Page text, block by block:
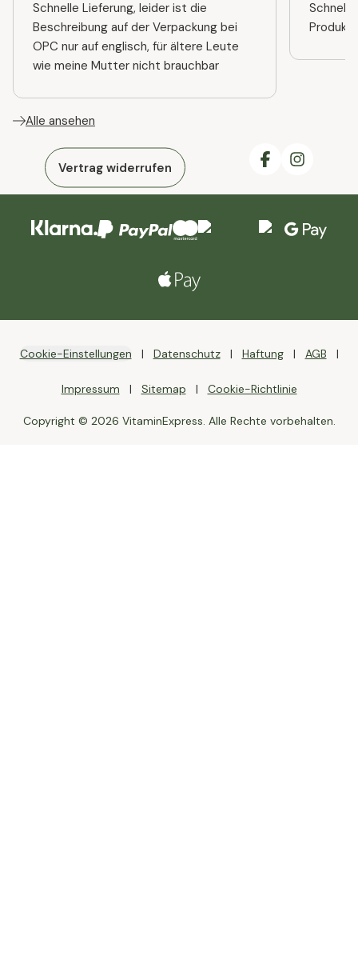
Schnelle Lieferung, leider ist die
Beschreibung auf der Verpackung bei
OPC nur auf englisch, für ältere Leute
wie meine Mutter nicht brauchbar
Alle ansehen
Vertrag widerrufen
Cookie-Einstellungen Datenschutz Haftung AGB
Impressum Sitemap Cookie-Richtlinie
Copyright © 2026 VitaminExpress. Alle Rechte vorbehalten.